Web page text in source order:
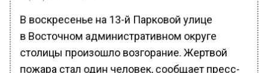
В воскресенье на 13-й Парковой улице
в Восточном административном округе
столицы произошло возгорание. Жертвой
пожара стал один человек, сообщает пресс-